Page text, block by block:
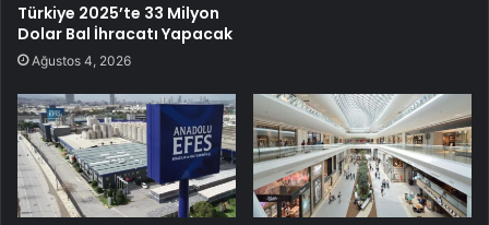
Türkiye 2025’te 33 Milyon
Dolar Bal İhracatı Yapacak
Ağustos 4, 2026